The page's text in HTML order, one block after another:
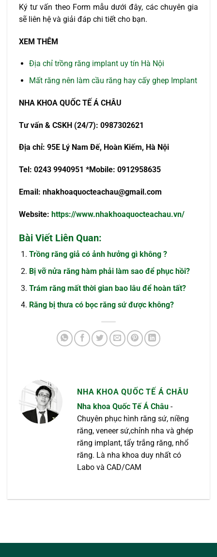
Ký tư vấn theo Form mẫu dưới đây, các chuyên gia
sẽ liên hệ và giải đáp chi tiết cho bạn.
XEM THÊM
Địa chỉ trồng răng implant uy tín Hà Nội
Mất răng nên làm cầu răng hay cấy ghep Implant
NHA KHOA QUỐC TẾ Á CHÂU
Tư vấn & CSKH (24/7): 0987302621
Địa chỉ: 95E Lý Nam Đế, Hoàn Kiếm, Hà Nội
Tel: 0243 9940951 *Mobile: 0912958635
Email: nhakhoaquocteachau@gmail.com
Website: https://www.nhakhoaquocteachau.vn/
Bài Viết Liên Quan:
Trồng răng giả có ảnh hưởng gì không ?
Bị vỡ nửa răng hàm phải làm sao để phục hồi?
Trám răng mất thời gian bao lâu để hoàn tất?
Răng bị thưa có bọc răng sứ được không?
NHA KHOA QUỐC TẾ Á CHÂU
Nha khoa Quốc Tế Á Châu -
Chuyên phục hình răng sứ, niềng
răng, veneer sứ,chỉnh nha và ghép
răng implant, tẩy trắng răng, nhổ
răng. Là nha khoa duy nhất có
Labo và CAD/CAM